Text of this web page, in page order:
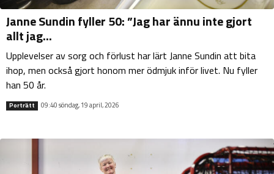
Janne Sundin fyller 50: ”Jag har ännu inte gjort
allt jag...
Upplevelser av sorg och förlust har lärt Janne Sundin att bita
ihop, men också gjort honom mer ödmjuk inför livet. Nu fyller
han 50 år.
Porträtt 09:40 söndag, 19 april, 2026